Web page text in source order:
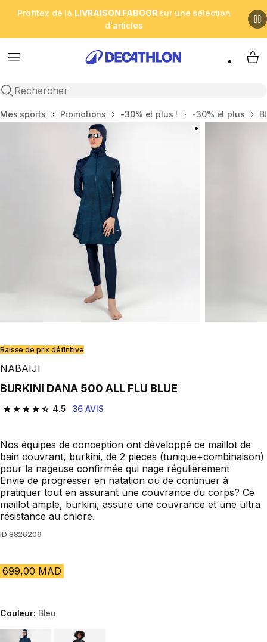
Profitez de la LIVRAISON FABOOR sur une sélection
d'articles
Menu
Open search
My
Accueil
Mes sports Promotions -30% et plus ! -30% et plus
Baisse de prix définitive
NABAIJI
BURKINI DANA 500 ALL FLU BLUE
4.5
4.5 out of 5 stars from 36 reviews
36 AVIS
Nos équipes de conception ont développé ce maillot de
bain couvrant, burkini, de 2 pièces (tunique+combinaison)
pour la nageuse confirmée qui nage régulièrement
Envie de progresser en natation ou de continuer à
pratiquer tout en assurant une couvrance du corps? Ce
maillot ample, burkini, assure une couvrance et une ultra
résistance au chlore.
ID 8826209
699,00 MAD
Couleur: Bleu
Choose a variant